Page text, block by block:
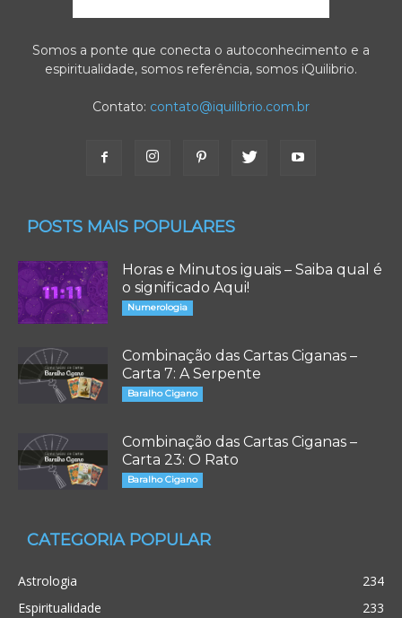
Somos a ponte que conecta o autoconhecimento e a
espiritualidade, somos referência, somos iQuilibrio.
Contato: contato@iquilibrio.com.br
POSTS MAIS POPULARES
Horas e Minutos iguais – Saiba qual é
o significado Aqui!
Numerologia
Combinação das Cartas Ciganas –
Carta 7: A Serpente
Baralho Cigano
Combinação das Cartas Ciganas –
Carta 23: O Rato
Baralho Cigano
CATEGORIA POPULAR
Astrologia
234
Espiritualidade
233